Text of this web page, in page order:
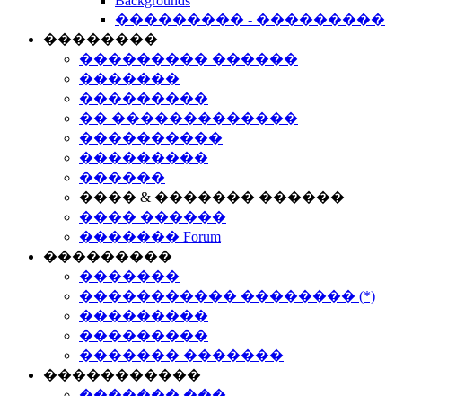
��������� - ���������
��������
��������� ������
�������
���������
�� �������������
����������
���������
������
���� & ������� ������
���� ������
������� Forum
���������
�������
����������� �������� (*)
���������
���������
������� �������
�����������